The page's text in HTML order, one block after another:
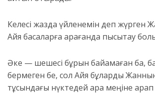
Келесі жазда үйленемін деп жүрген
Айя басқаларға қарағанда пысықтау
Әке — шешесі бұрын байқамаған ба,
бермеген бе, сол Айя бұларды
тұсындағы нүктедей қара меңіне